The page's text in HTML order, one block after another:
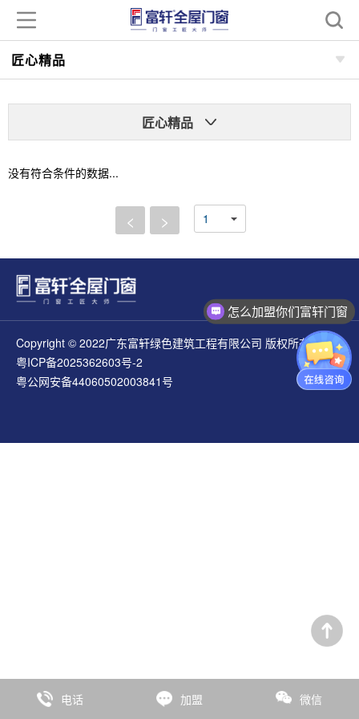
匠心精品
匠心精品
没有符合条件的数据...
< >
Copyright © 2022广东富轩绿色建筑工程有限公司 版权所有
粤ICP备2025362603号-2
粤公网安备44060502003841号
电话 加盟 微信
怎么加盟你们富轩门窗